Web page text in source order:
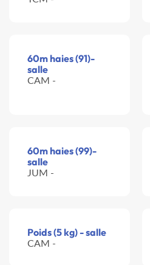
60m haies (91)-
salle
CAM -
60m haies (99)-
salle
JUM -
Poids (5 kg) - salle
CAM -